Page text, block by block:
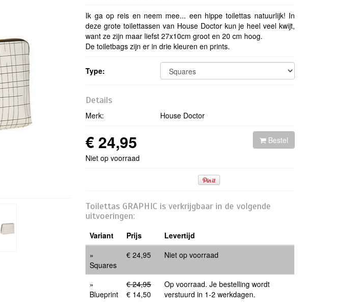
Ik ga op reis en neem mee... een hippe toilettas natuurlijk! In
deze grote toilettassen van House Doctor kun je heel veel kwijt,
want ze zijn maar liefst 27x10cm groot en 20 cm hoog.
De toiletbags zijn er in drie kleuren en prints.
Type:
Details
Merk: House Doctor
€ 24,95
Niet op voorraad
Bestel
Toilettas GRAPHIC is verkrijgbaar in de volgende
uitvoeringen:
Variant Prijs Levertijd
Squares
€ 24,95 Niet op voorraad
Blueprint
€ 24,95
€ 14,50
Op voorraad. Je bestelling wordt
verstuurd in 1-2 werkdagen.